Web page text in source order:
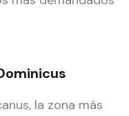
la zona más